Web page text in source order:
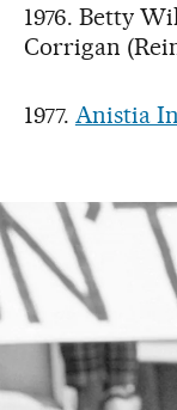
1976. Betty
Corrigan
1977. Anistia